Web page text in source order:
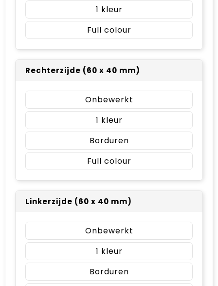
1
Full colour
Rechterzijde (60 x 40 mm)
Onbewerkt
1
Borduren
Full colour
Linkerzijde (60 x 40 mm)
Onbewerkt
1
Borduren